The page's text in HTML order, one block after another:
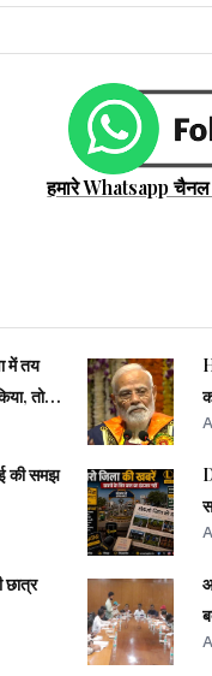
हमारे Whatsapp
में तय
तो
की समझ